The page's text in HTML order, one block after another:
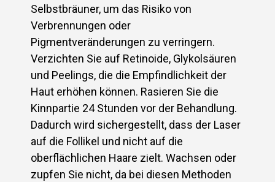
Selbstbräuner, um das Risiko von
Verbrennungen oder
Pigmentveränderungen zu verringern.
Verzichten Sie auf Retinoide, Glykolsäuren
und Peelings, die die Empfindlichkeit der
Haut erhöhen können. Rasieren Sie die
Kinnpartie 24 Stunden vor der Behandlung.
Dadurch wird sichergestellt, dass der Laser
auf die Follikel und nicht auf die
oberflächlichen Haare zielt. Wachsen oder
zupfen Sie nicht, da bei diesen Methoden